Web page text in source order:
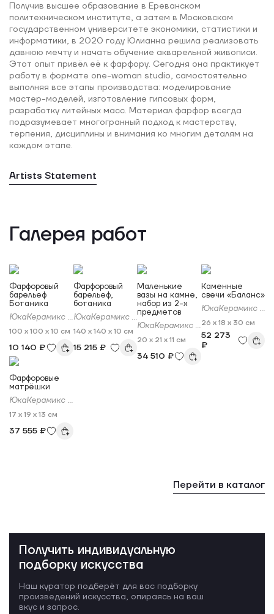
Получив высшее образование в Ереванском
политехническом институте, а затем в Московском
государственном университете экономики, статистики и
информатики, в 2020 году Юлианна решила реализовать
давнюю мечту и начать обучение акварельной живописи.
Этот опыт привёл её к фарфору. Сегодня она практикует
работу в формате one-woman studio, самостоятельно
выполняя все этапы производства: моделирование
мастер-моделей, изготовление гипсовых форм,
разработку литейных масс. Материал фарфор всегда
подразумевает многогранный подход к мастерству,
терпения, дисциплины и внимания ко многим деталям на
каждом этапе.
Artists Statement
Галерея работ
Фарфоровый
барельеф
Ботаника
ЮкаКерамикс (Yukaceramics)
100 x 100 x 10 см
10 140 ₽
Фарфоровые
матрёшки
ЮкаКерамикс (Yukaceramics)
17 x 19 x 13 см
37 555 ₽
Фарфоровый
барельеф,
ботаника
ЮкаКерамикс (Yukaceramics)
140 x 140 x 10 см
15 215 ₽
Маленькие
вазы на камне,
набор из 2-х
предметов
ЮкаКерамикс (Yukaceramics)
20 x 21 x 11 см
34 510 ₽
Каменные
свечи «Баланс»
ЮкаКерамикс (Yukaceramics)
26 x 18 x 30 см
52 273
₽
Перейти в каталог
Получить индивидуальную
подборку искусства
Наш куратор подберёт для вас подборку
произведений искусства, опираясь на ваш
вкус и запрос.